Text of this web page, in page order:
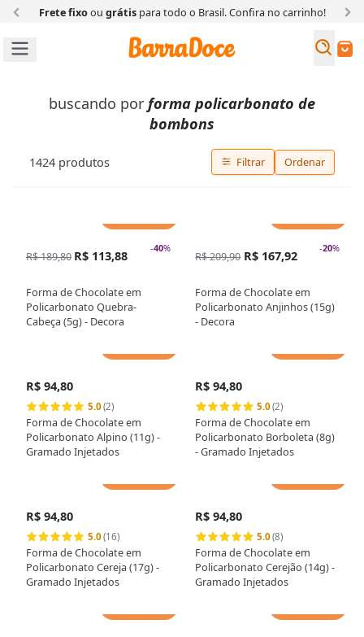
Frete fixoou grátispara todo o Brasil. Confira no carrinho!
Buscar
buscando porforma policarbonato de
bombons
1424 produtos Filtrar Ordenar
-40%
R$ 189,80 R$ 113,88
Forma de Chocolate em
Policarbonato Quebra-
Cabeça (5g) - Decora
-20%
R$ 209,90 R$ 167,92
Forma de Chocolate em
Policarbonato Anjinhos (15g)
- Decora
R$ 94,80
5.0(2)
Forma de Chocolate em
Policarbonato Alpino (11g) -
Gramado Injetados
R$ 94,80
5.0(2)
Forma de Chocolate em
Policarbonato Borboleta (8g)
- Gramado Injetados
R$ 94,80
5.0(16)
Forma de Chocolate em
Policarbonato Cereja (17g) -
Gramado Injetados
R$ 94,80
5.0(8)
Forma de Chocolate em
Policarbonato Cerejão (14g) -
Gramado Injetados